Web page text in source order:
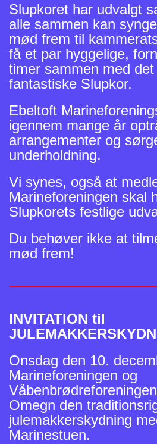
Slupkoret har udvalgt
alle sammen kan
mød frem til
få et par hyggelige,
timer sammen med
fantastiske Slupkor.
Ebeltoft
igennem mange år
arrangementer og
underholdning.
Vi synes, også at
Marineforeningen skal
Slupkorets festlige
Du behøver ikke at
mød frem!
INVITATION til
Onsdag den 10.
Marineforeningen og
Omegn den
julemakkerskydning
Marinestuen.